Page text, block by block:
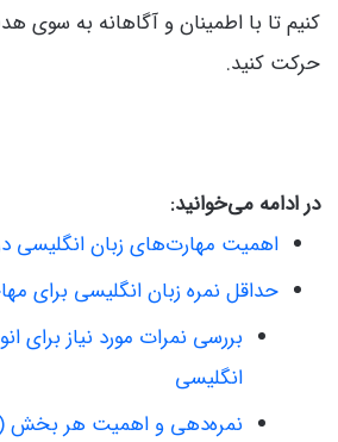
کنیم تا با اطمینان و آگاهانه به
حرکت کنید.
در ادامه می‌خوانید:
اهمیت مهارت‌های زبان انگلیسی
حداقل نمره زبان انگلیسی برای
بررسی نمرات مورد نیاز برای
انگلیسی
نمره‌دهی و اهمیت هر بخش